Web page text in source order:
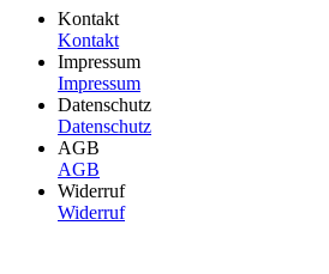
Kontakt
Kontakt
Impressum
Impressum
Datenschutz
Datenschutz
AGB
AGB
Widerruf
Widerruf